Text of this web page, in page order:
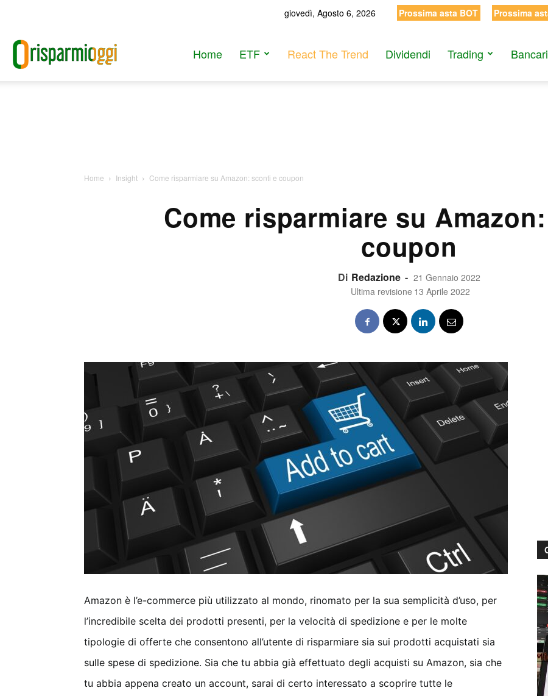
giovedì, Agosto 6, 2026 Prossima asta BOT Prossima
Home ETF React The Trend Dividendi Trading
Home Insight Come risparmiare su Amazon: sconti e coupon
Come risparmiare su
coupon
Di Redazione - 21 Gennaio 2022
Ultima revisione 13 Aprile 2022
Amazon è l’e-commerce più utilizzato al mondo, rinomato per la sua semplicità d’uso, per
l’incredibile scelta dei prodotti presenti, per la velocità di spedizione e per le molte
tipologie di offerte che consentono all’utente di risparmiare sia sui prodotti acquistati sia
sulle spese di spedizione. Sia che tu abbia già effettuato degli acquisti su Amazon, sia che
tu abbia appena creato un account, sarai di certo interessato a scoprire tutte le